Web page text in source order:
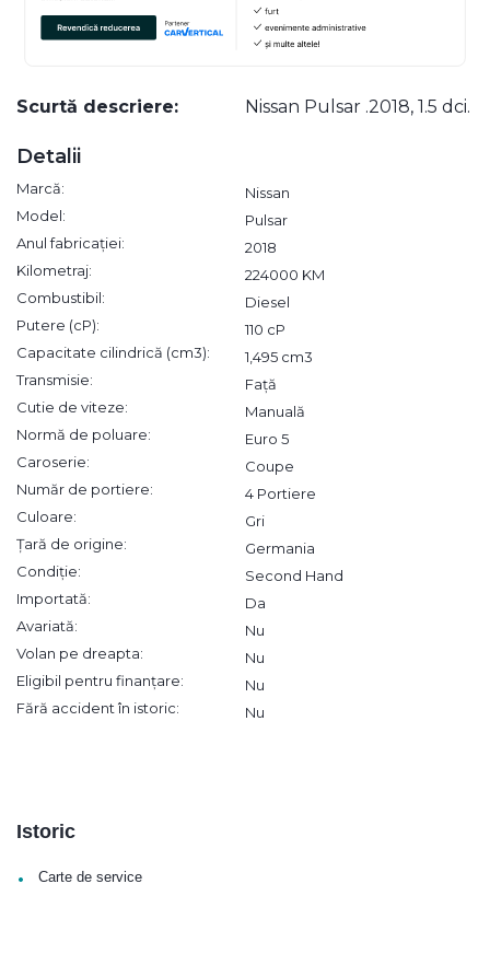
Scurtă descriere: Nissan Pulsar .2018, 1.5 dci.
Detalii
Marcă:
Nissan
Model:
Pulsar
Anul fabricației:
2018
Kilometraj:
224000 KM
Combustibil:
Diesel
Putere (cP):
110 cP
Capacitate cilindrică (cm3):
1,495 cm3
Transmisie:
Față
Cutie de viteze:
Manuală
Normă de poluare:
Euro 5
Caroserie:
Coupe
Număr de portiere:
4 Portiere
Culoare:
Gri
Țară de origine:
Germania
Condiție:
Second Hand
Importată:
Da
Avariată:
Nu
Volan pe dreapta:
Nu
Eligibil pentru finanțare:
Nu
Fără accident în istoric:
Nu
Istoric
• Carte de service